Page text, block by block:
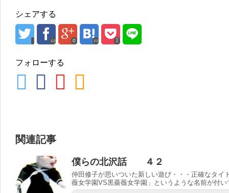
シェアする
0
フォローする
関連記事
僕らの北沢話 ４２
仲田修子が思いついた新しい遊び・・・正確なタイ
薇女学園VS黒薔薇女学園」というような名前が付